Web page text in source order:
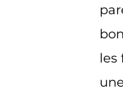
les